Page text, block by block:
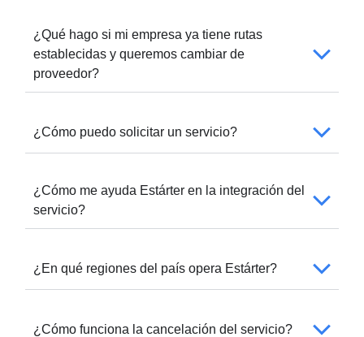
¿Qué hago si mi empresa ya tiene rutas
establecidas y queremos cambiar de
proveedor?
¿Cómo puedo solicitar un servicio?
¿Cómo me ayuda Estárter en la integración del
servicio?
¿En qué regiones del país opera Estárter?
¿Cómo funciona la cancelación del servicio?